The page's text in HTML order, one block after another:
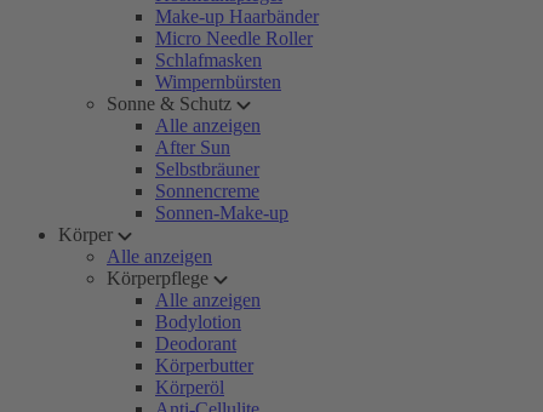
Make-up Haarbänder
Micro Needle Roller
Schlafmasken
Wimpernbürsten
Sonne & Schutz
Alle anzeigen
After Sun
Selbstbräuner
Sonnencreme
Sonnen-Make-up
Körper
Alle anzeigen
Körperpflege
Alle anzeigen
Bodylotion
Deodorant
Körperbutter
Körperöl